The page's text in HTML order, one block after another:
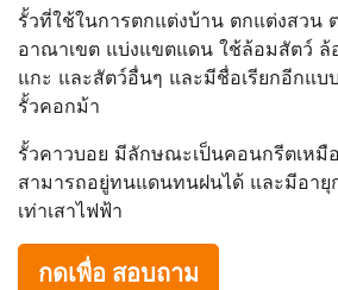
รั้วที่ใช้ในการตกแต่งบ้าน ตกแต่งสวน
อาณาเขต แบ่งแขตแดน ใช้ล้อมสัตว์
แกะ และสัตว์อื่นๆ และมีชื่อเรียกอีกแบ
รั้วคอกม้า
รั้วคาวบอย มีลักษณะเป็นคอนกรีตเหมื
สามารถอยู่ทนแดนทนฝนได้ และมีอายุ
เท่าเสาไฟฟ้า
กดเพื่อ สอบถาม